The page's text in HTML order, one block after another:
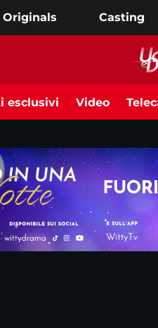
Originals Casting
esclusivi Video